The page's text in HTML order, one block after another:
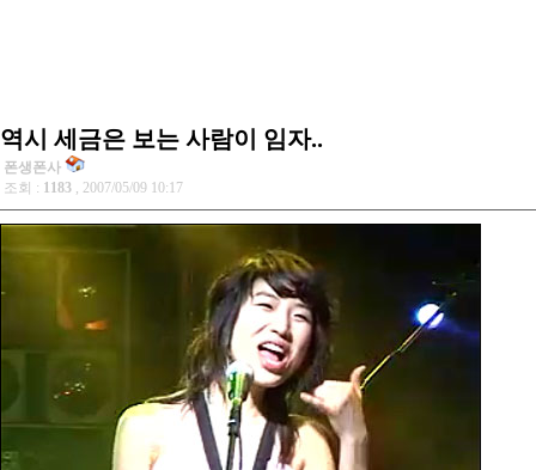
역시 세금은 보는 사람이 임자..
폰생폰사
조회 : 1183 , 2007/05/09 10:17